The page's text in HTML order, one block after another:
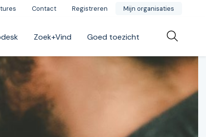
Contact Registreren Mijn organisaties
Zoek+Vind Goed toezicht